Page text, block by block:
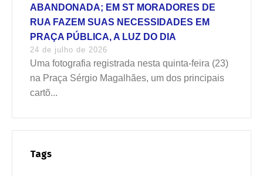
ABANDONADA; EM ST MORADORES DE
RUA FAZEM SUAS NECESSIDADES EM
PRAÇA PÚBLICA, A LUZ DO DIA
24 de julho de 2026
Uma fotografia registrada nesta quinta-feira (23)
na Praça Sérgio Magalhães, um dos principais
cartõ...
Tags